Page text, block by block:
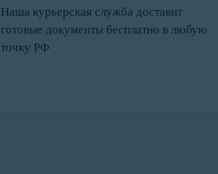
Наша курьерская служба доставит
готовые документы бесплатно в любую
точку РФ